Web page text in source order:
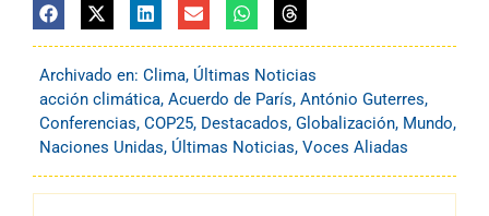
Archivado en: Clima, Últimas Noticias
acción climática, Acuerdo de París, António Guterres,
Conferencias, COP25, Destacados, Globalización, Mundo,
Naciones Unidas, Últimas Noticias, Voces Aliadas